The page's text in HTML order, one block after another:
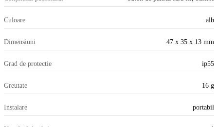
Culoare alb
Dimensiuni 47 x 35 x 13 mm
Grad de protectie ip55
Greutate 16 g
Instalare portabil